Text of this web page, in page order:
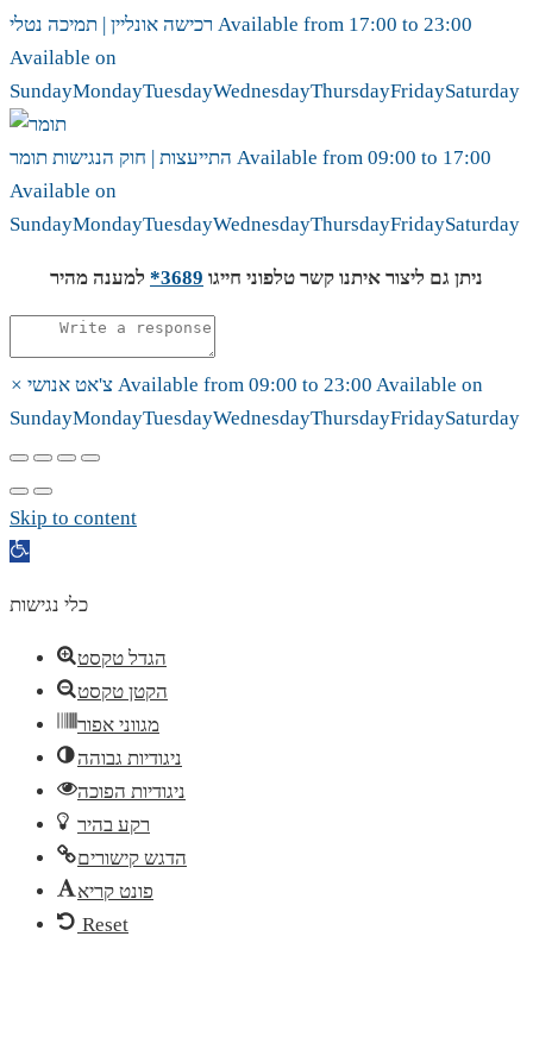
רכישה אונליין | תמיכה Available from 17:00 to 23:00
Available on
SundayMondayTuesdayWednesdayThursdayFridaySaturday
התייעצות | חוק הנגישות Available from 09:00 to 17:00
Available on
SundayMondayTuesdayWednesdayThursdayFridaySaturday
ניתן גם ליצור איתנו קשר טלפוני חייגו 3689* למענה מהיר
× צ'אט אנושי Available from 09:00 to 23:00 Available on
SundayMondayTuesdayWednesdayThursdayFridaySaturday
Skip to content
Open
כלי נגישות
הגדל טקסט
הקטן טקסט
מגווני אפור
ניגודיות גבוהה
ניגודיות הפוכה
רקע בהיר
הדגש קישורים
פונט קריא
Reset